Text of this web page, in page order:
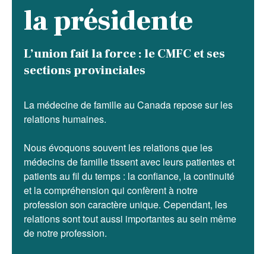
la présidente
L’union fait la force : le CMFC et ses
sections provinciales
La médecine de famille au Canada repose sur les
relations humaines.
Nous évoquons souvent les relations que les
médecins de famille tissent avec leurs patientes et
patients au fil du temps : la confiance, la continuité
et la compréhension qui confèrent à notre
profession son caractère unique. Cependant, les
relations sont tout aussi importantes au sein même
de notre profession.